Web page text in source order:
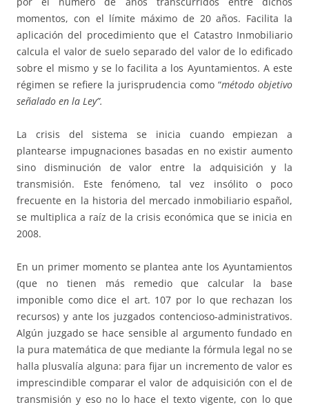
momentos, con el límite máximo de 20 años. Facilita la
aplicación del procedimiento que el Catastro Inmobiliario
calcula el valor de suelo separado del valor de lo edificado
sobre el mismo y se lo facilita a los Ayuntamientos. A este
régimen se refiere la jurisprudencia como “método objetivo
señalado en la Ley”.
La crisis del sistema se inicia cuando empiezan a
plantearse impugnaciones basadas en no existir aumento
sino disminución de valor entre la adquisición y la
transmisión. Este fenómeno, tal vez insólito o poco
frecuente en la historia del mercado inmobiliario español,
se multiplica a raíz de la crisis económica que se inicia en
2008.
En un primer momento se plantea ante los Ayuntamientos
(que no tienen más remedio que calcular la base
imponible como dice el art. 107 por lo que rechazan los
recursos) y ante los juzgados contencioso-administrativos.
Algún juzgado se hace sensible al argumento fundado en
la pura matemática de que mediante la fórmula legal no se
halla plusvalía alguna: para fijar un incremento de valor es
imprescindible comparar el valor de adquisición con el de
transmisión y eso no lo hace el texto vigente, con lo que